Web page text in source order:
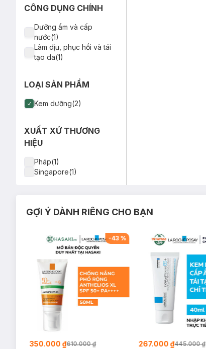
CÔNG DỤNG CHÍNH
Dưỡng ẩm và cấp
nước(1)
Làm dịu, phục hồi và tái
tạo da(1)
LOẠI SẢN PHẨM
Kem dưỡng(2)
XUẤT XỨ THƯƠNG
HIỆU
Pháp(1)
Singapore(1)
GỢI Ý DÀNH RIÊNG CHO BẠN
-43%
350.000 ₫610.000 ₫ 267.000 ₫445.000 ₫